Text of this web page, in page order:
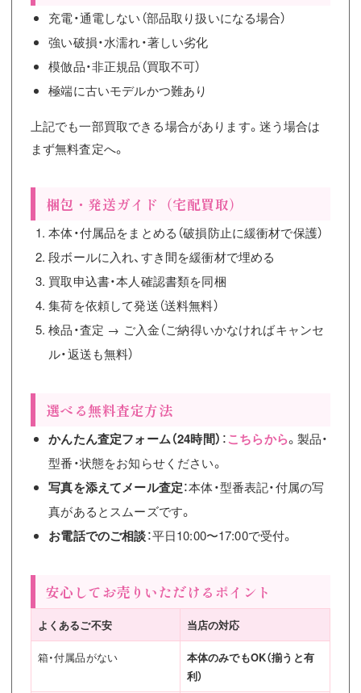
充電・通電しない（部品取り扱いになる場合）
強い破損・水濡れ・著しい劣化
模倣品・非正規品（買取不可）
極端に古いモデルかつ難あり
上記でも一部買取できる場合があります。迷う場合は
まず無料査定へ。
梱包・発送ガイド（宅配買取）
本体・付属品をまとめる（破損防止に緩衝材で保護）
段ボールに入れ、すき間を緩衝材で埋める
買取申込書・本人確認書類を同梱
集荷を依頼して発送（送料無料）
検品・査定 → ご入金（ご納得いかなければキャンセ
ル・返送も無料）
選べる無料査定方法
かんたん査定フォーム（24時間） ：こちらから。製品・
型番・状態をお知らせください。
写真を添えてメール査定：本体・型番表記・付属の写
真があるとスムーズです。
お電話でのご相談：平日10:00〜17:00で受付。
安心してお売りいただけるポイント
よくあるご不安 当店の対応
箱・付属品がない
本体のみでもOK（揃うと有
利）